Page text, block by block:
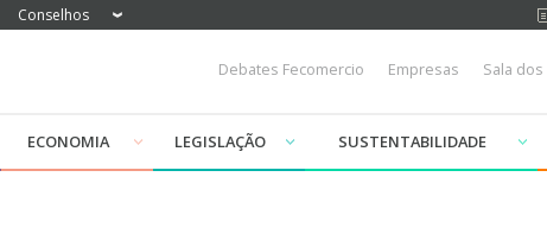
Conselhos
Debates Fecomercio Empresas Sala
ECONOMIA LEGISLAÇÃO SUSTENTABILIDADE